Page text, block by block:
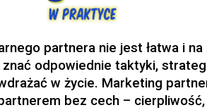
partnera nie jest łatwa i
znać odpowiednie taktyki,
w życie. Marketing
bez cech –